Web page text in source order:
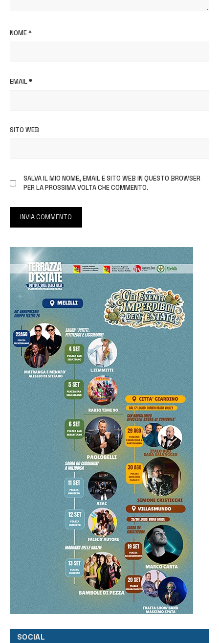
NOME*
EMAIL*
SITO WEB
SALVA IL MIO NOME, EMAIL E SITO WEB IN QUESTO BROWSER
PER LA PROSSIMA VOLTA CHE COMMENTO.
SOCIAL